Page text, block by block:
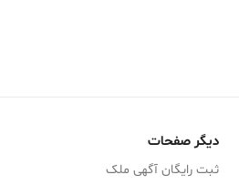
دیگر صفحات
ثبت رایگان آگهی ملک